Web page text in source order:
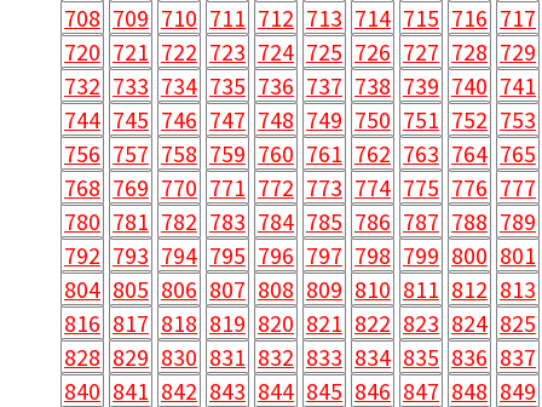
708 709 710 711 712 713 714 715 716 717
720 721 722 723 724 725 726 727 728 729
732 733 734 735 736 737 738 739 740 741
744 745 746 747 748 749 750 751 752 753
756 757 758 759 760 761 762 763 764 765
768 769 770 771 772 773 774 775 776 777
780 781 782 783 784 785 786 787 788 789
792 793 794 795 796 797 798 799 800 801
804 805 806 807 808 809 810 811 812 813
816 817 818 819 820 821 822 823 824 825
828 829 830 831 832 833 834 835 836 837
840 841 842 843 844 845 846 847 848 849